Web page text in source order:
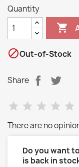
Quantity

Out-of-Stock
Share
There are no
Do you want
is back in